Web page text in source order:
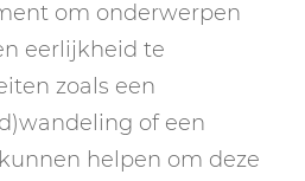
om onderwerpen
eerlijkheid te
zoals een
of een
helpen om deze